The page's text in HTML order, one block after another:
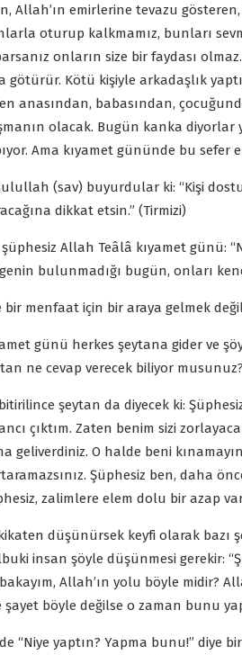
Allah’ın emirlerine tevazu
oturup kalkmamız, bunları
onların size bir faydası
götürür. Kötü kişiyle arkadaşlık
anasından, babasından,
olacak. Bugün kanka diyorlar
Ama kıyamet gününde bu sefer
(sav) buyurdular ki: “Kişi
dikkat etsin.” (Tirmizi)
şüphesiz Allah Teâlâ kıyamet günü:
bulunmadığı bugün, onları
bir menfaat için bir araya gelmek
günü herkes şeytana gider ve
ne cevap verecek biliyor musunuz?
şeytan da diyecek ki:
çıktım. Zaten benim sizi
geliverdiniz. O halde beni
Şüphesiz ben, daha
zalimlere elem dolu bir azap
düşünürsek keyfi olarak bazı
insan şöyle düşünmesi gerekir:
Allah’ın yolu böyle midir?
şayet böyle değilse o zaman bunu
“Niye yaptın? Yapma bunu!” diye